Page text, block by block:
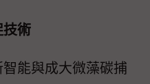
技術
能與成大微藻碳捕